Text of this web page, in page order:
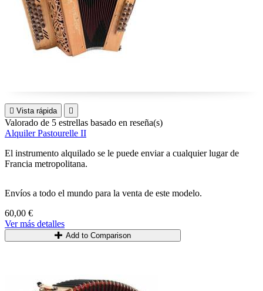
 Vista rápida 
Valorado de 5 estrellas basado en reseña(s)
Alquiler Pastourelle II
El instrumento alquilado se le puede enviar a cualquier lugar de
Francia metropolitana.
Envíos a todo el mundo para la venta de este modelo.
60,00 €
Ver más detalles
Add to Comparison